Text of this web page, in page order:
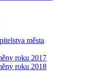
města
roku 2017
roku 2018